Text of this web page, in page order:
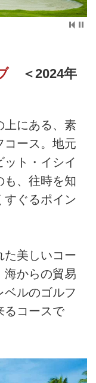
＜2024年
上にある、素
コース。地元
ト・イシイ
も、往時を知
すぐるポイン
た美しいコー
海からの貿易
ベルのゴルフ
るコースで